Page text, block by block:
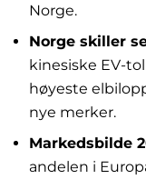
Norge.
Norge skiller
kinesiske EV-
høyeste
nye merker.
Markedsbilde
andelen i